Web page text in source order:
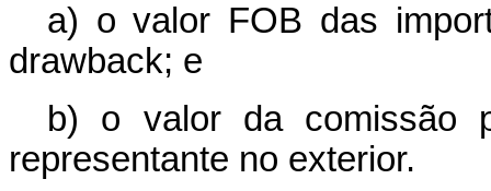
a) o valor FOB das
drawback; e
b) o valor da comissão
representante no exterior.